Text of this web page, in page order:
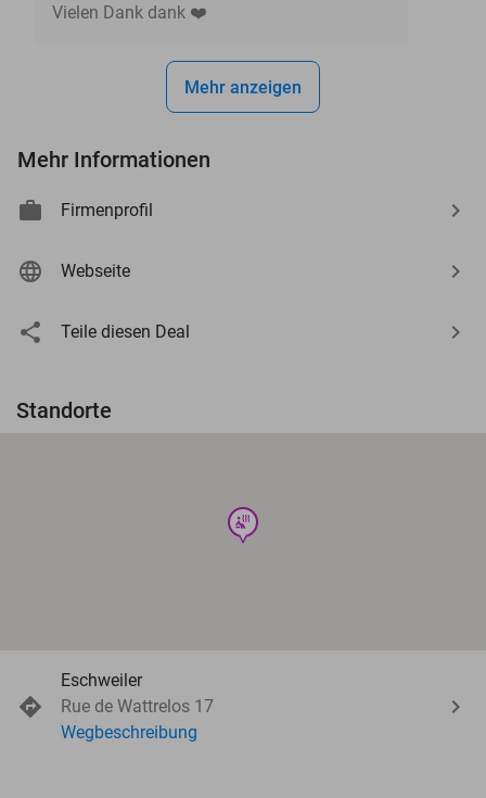
Vielen Dank dank ❤️
Mehr anzeigen
Mehr Informationen
Firmenprofil
Webseite
Teile diesen Deal
Standorte
wellness
Eschweiler
Rue de Wattrelos 17
Wegbeschreibung